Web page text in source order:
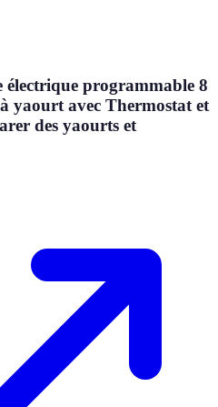
programmable 8
yaourt avec Thermostat et
des yaourts et